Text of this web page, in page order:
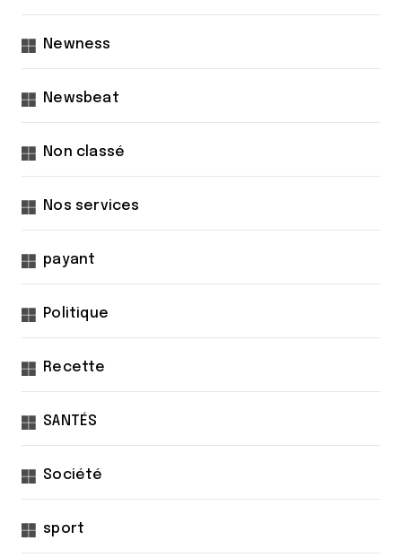
Newness
Newsbeat
Non classé
Nos services
payant
Politique
Recette
SANTÉS
Société
sport